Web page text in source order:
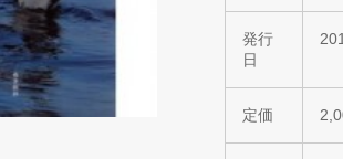
発行
日
定価